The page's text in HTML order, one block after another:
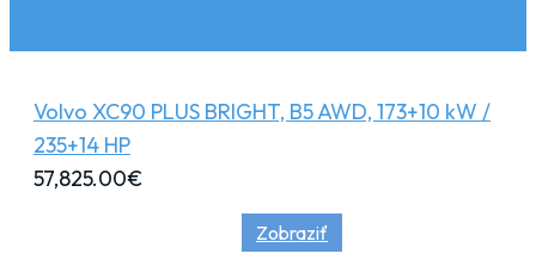
Volvo XC90 PLUS BRIGHT, B5 AWD, 173+10 kW /
235+14 HP
57,825.00€
Zobraziť